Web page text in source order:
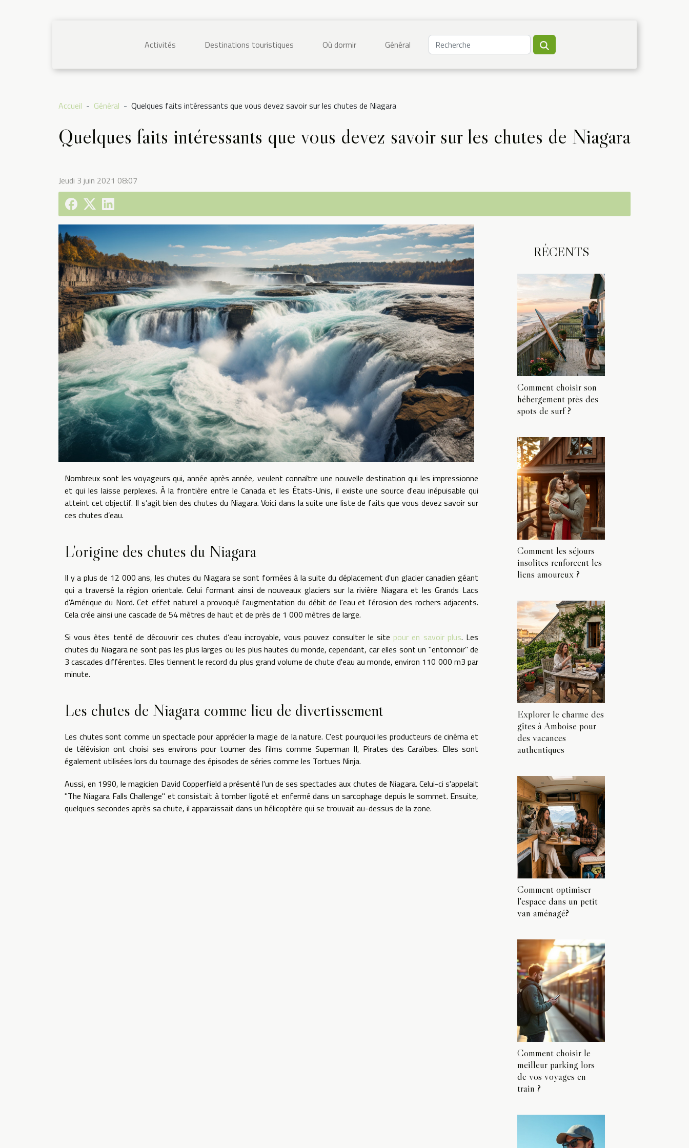
Activités Destinations touristiques Où dormir Général
Accueil Général Quelques faits intéressants que vous devez savoir sur les chutes de Niagara
Quelques faits intéressants que vous devez savoir sur les chutes de Niagara
Jeudi 3 juin 2021 08:07
Nombreux sont les voyageurs qui, année après année, veulent connaître une nouvelle destination qui les impressionne
et qui les laisse perplexes. À la frontière entre le Canada et les États-Unis, il existe une source d'eau inépuisable qui
atteint cet objectif. Il s’agit bien des chutes du Niagara. Voici dans la suite une liste de faits que vous devez savoir sur
ces chutes d’eau.
L’origine des chutes du Niagara
Il y a plus de 12 000 ans, les chutes du Niagara se sont formées à la suite du déplacement d'un glacier canadien géant
qui a traversé la région orientale. Celui formant ainsi de nouveaux glaciers sur la rivière Niagara et les Grands Lacs
d'Amérique du Nord. Cet effet naturel a provoqué l'augmentation du débit de l'eau et l'érosion des rochers adjacents.
Cela crée ainsi une cascade de 54 mètres de haut et de près de 1 000 mètres de large.
Si vous êtes tenté de découvrir ces chutes d’eau incroyable, vous pouvez consulter le site pour en savoir plus. Les
chutes du Niagara ne sont pas les plus larges ou les plus hautes du monde, cependant, car elles sont un "entonnoir" de
3 cascades différentes. Elles tiennent le record du plus grand volume de chute d'eau au monde, environ 110 000 m3 par
minute.
Les chutes de Niagara comme lieu de divertissement
Les chutes sont comme un spectacle pour apprécier la magie de la nature. C'est pourquoi les producteurs de cinéma et
de télévision ont choisi ses environs pour tourner des films comme Superman II, Pirates des Caraïbes. Elles sont
également utilisées lors du tournage des épisodes de séries comme les Tortues Ninja.
Aussi, en 1990, le magicien David Copperfield a présenté l'un de ses spectacles aux chutes de Niagara. Celui-ci s'appelait
"The Niagara Falls Challenge" et consistait à tomber ligoté et enfermé dans un sarcophage depuis le sommet. Ensuite,
quelques secondes après sa chute, il apparaissait dans un hélicoptère qui se trouvait au-dessus de la zone.
RÉCENTS
Comment choisir son
hébergement près des
spots de surf ?
Comment les séjours
insolites renforcent les
liens amoureux ?
Explorer le charme des
gîtes à Amboise pour
des vacances
authentiques
Comment optimiser
l'espace dans un petit
van aménagé?
Comment choisir le
meilleur parking lors
de vos voyages en
train ?